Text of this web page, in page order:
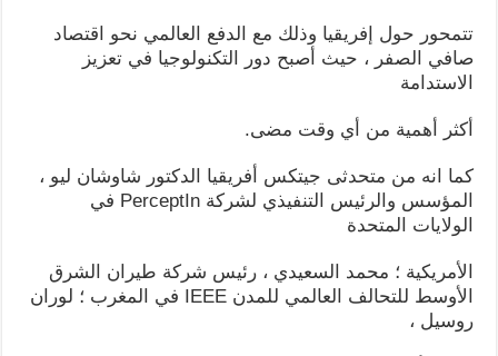
تتمحور حول إفريقيا وذلك مع الدفع العالمي نحو اقتصاد
صافي الصفر ، حيث أصبح دور التكنولوجيا في تعزيز
الاستدامة
أكثر أهمية من أي وقت مضى.
كما انه من متحدثى جيتكس أفريقيا الدكتور شاوشان ليو ،
المؤسس والرئيس التنفيذي لشركة PerceptIn في
الولايات المتحدة
الأمريكية ؛ محمد السعيدي ، رئيس شركة طيران الشرق
الأوسط للتحالف العالمي للمدن IEEE في المغرب ؛ لوران
روسيل ،